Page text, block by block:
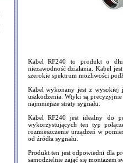
Kabel RF240 to produkt o
niezawodność działania. Kabel
szerokie spektrum możliwości
Kabel wykonany jest z wysokiej
uszkodzenia. Wtyki są
najmniejsze straty sygnału.
Kabel RF240 jest idealny do
wykorzystujących ten typ
rozmieszczenie urządzeń w
od źródła sygnału.
Produkt ten jest odpowiedni dla
samodzielnie zająć się montażem